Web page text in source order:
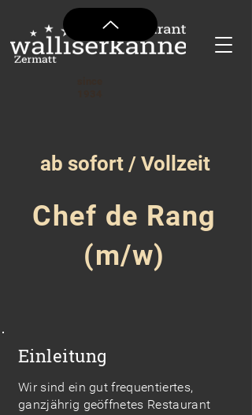
ab sofort / Vollzeit
Chef de Rang
(m/w)
Einleitung
Wir sind ein gut frequentiertes,
ganzjährig geöffnetes Restaurant